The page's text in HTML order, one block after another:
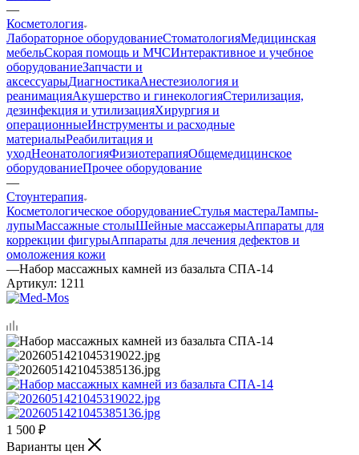
—
Косметология
Лабораторное оборудованиеСтоматологияМедицинская
мебельСкорая помощь и МЧСИнтерактивное и учебное
оборудованиеЗапчасти и
аксессуарыДиагностикаАнестезиология и
реанимацияАкушерство и гинекологияСтерилизация,
дезинфекция и утилизацияХирургия и
операционныеИнструменты и расходные
материалыРеабилитация и
уходНеонатологияФизиотерапияОбщемедицинское
оборудованиеПрочее оборудование
—
Стоунтерапия
Косметологическое оборудованиеСтулья мастераЛампы-
лупыМассажные столыШейные массажерыАппараты для
коррекции фигурыАппараты для лечения дефектов и
омоложения кожи
—Набор массажных камней из базальта СПА-14
Артикул: 1211
1 500 ₽
Варианты цен